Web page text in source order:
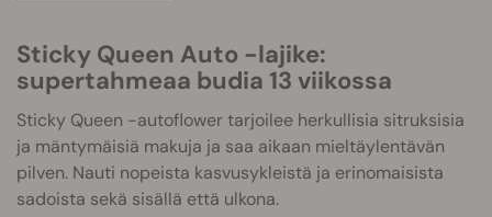
Sticky Queen Auto -lajike:
supertahmeaa budia 13 viikossa
Sticky Queen -autoflower tarjoilee herkullisia sitruksisia
ja mäntymäisiä makuja ja saa aikaan mieltäylentävän
pilven. Nauti nopeista kasvusykleistä ja erinomaisista
sadoista sekä sisällä että ulkona.